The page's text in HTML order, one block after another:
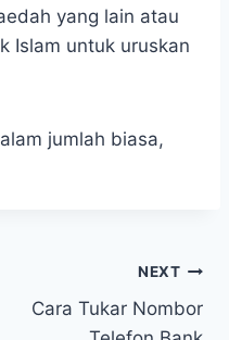
yang lain atau
Islam untuk uruskan
jumlah biasa,
NEXT
Cara Tukar Nombor